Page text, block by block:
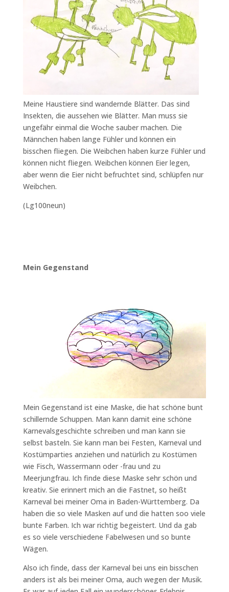
Meine Haustiere sind wandernde Blätter. Das sind
Insekten, die aussehen wie Blätter. Man muss sie
ungefähr einmal die Woche sauber machen. Die
Männchen haben lange Fühler und können ein
bisschen fliegen. Die Weibchen haben kurze Fühler und
können nicht fliegen. Weibchen können Eier legen,
aber wenn die Eier nicht befruchtet sind, schlüpfen nur
Weibchen.
(Lg100neun)
Mein Gegenstand
Mein Gegenstand ist eine Maske, die hat schöne bunt
schillernde Schuppen. Man kann damit eine schöne
Karnevalsgeschichte schreiben und man kann sie
selbst basteln. Sie kann man bei Festen, Karneval und
Kostümparties anziehen und natürlich zu Kostümen
wie Fisch, Wassermann oder -frau und zu
Meerjungfrau. Ich finde diese Maske sehr schön und
kreativ. Sie erinnert mich an die Fastnet, so heißt
Karneval bei meiner Oma in Baden-Württemberg. Da
haben die so viele Masken auf und die hatten soo viele
bunte Farben. Ich war richtig begeistert. Und da gab
es so viele verschiedene Fabelwesen und so bunte
Wägen.
Also ich finde, dass der Karneval bei uns ein bisschen
anders ist als bei meiner Oma, auch wegen der Musik.